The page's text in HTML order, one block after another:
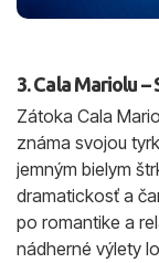
3. Cala Mariolu –
Zátoka Cala
známa svojou
jemným bielym
dramatickosť a
po romantike a
nádherné výlety